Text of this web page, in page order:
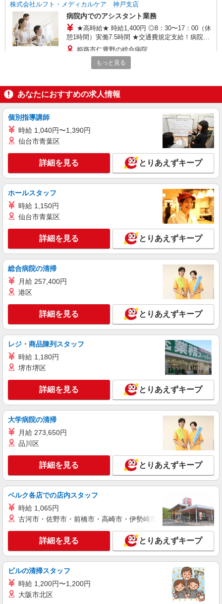
株式会社ルフト・メディカルケア 神戸支店
病院内でのアシスタント業務
★高時給★ 時給1,400円 ◎8：30〜17：00（休
憩1時間）実働7.5時間 ★交通費規定支給！病院敷
地内、駐車場完備！！ ■月収例 ・週5日、1日7.5
時間 （※22日勤務で計算の場合） ⇒月 231,000
円 ☆嬉しい20万越え！
姫路市仁豊野の総合病院
派遣社員
株式会社kotrio /●KB-H-1900102
亀山駅＊医療現場を支える看護助手＊嬉しい高
時給1450円〜2187円 ＜日払い有/週払い有/交
姫路市飾磨区
詳細を見る
派遣社員
株式会社kotrio /●KB-H-2020857
平松駅≫タイパ重視で稼げる看護助手＊無料資
格支援で時給UP
時給1450円〜2187円 ＜日払い有/週払い有/交
通費全支給(ガソリン代含む)＞
詳細を見る
株式会社kotrio /●KB-H-1879479
＜姫路駅＞綺麗な病院の看護助手
時給1550円〜2187円 ＜日払い有/週払い有/交
キープ 詳細を見る
派遣社員
株式会社kotrio /●KB-H-1682145
【東姫路駅】資格経験なしOK★日払い◎看護
時給1550円〜2187円 ＜日払い有/週払い有/交
通費全支給(ガソリン代含む)＞
姫路市 【最寄り：東姫路駅】
キープ
派遣社員
株式会社kotrio /●KB-H-1855327
姫路駅▼補助メイン！きれいな病院で車いす誘
導など［看護助手］
時給1500円〜2125円 ＜日払い有/週払い有/交
通費全支給(ガソリン代含む)＞
姫路市内 最寄り駅：姫路
もっと見る
あなたにおすすめの求人情報
個別指導講師
時給 1,040円〜1,390円
仙台市青葉区
詳細を見る とりあえずキープ
ホールスタッフ
時給 1,150円
仙台市青葉区
詳細を見る とりあえずキープ
総合病院の清掃
月給 257,400円
港区
詳細を見る とりあえずキープ
レジ・商品陳列スタッフ
時給 1,180円
堺市堺区
詳細を見る とりあえずキープ
大学病院の清掃
月給 273,650円
品川区
詳細を見る とりあえずキープ
ベルク各店での店内スタッフ
時給 1,065円
古河市・佐野市・前橋市・高崎市・伊勢崎市・太田市・館林市
詳細を見る とりあえずキープ
ビルの清掃スタッフ
時給 1,200円〜1,200円
大阪市北区